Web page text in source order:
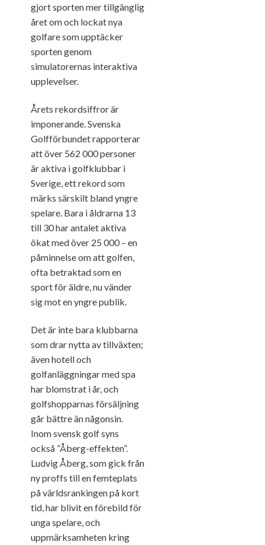
gjort sporten mer tillgänglig
året om och lockat nya
golfare som upptäcker
sporten genom
simulatorernas interaktiva
upplevelser.
Årets rekordsiffror är
imponerande. Svenska
Golfförbundet rapporterar
att över 562 000 personer
är aktiva i golfklubbar i
Sverige, ett rekord som
märks särskilt bland yngre
spelare. Bara i åldrarna 13
till 30 har antalet aktiva
ökat med över 25 000 – en
påminnelse om att golfen,
ofta betraktad som en
sport för äldre, nu vänder
sig mot en yngre publik​.
Det är inte bara klubbarna
som drar nytta av tillväxten;
även hotell och
golfanläggningar med spa
har blomstrat i år, och
golfshopparnas försäljning
går bättre än någonsin.
Inom svensk golf syns
också ”Åberg-effekten”.
Ludvig Åberg, som gick från
ny proffs till en femteplats
på världsrankingen på kort
tid, har blivit en förebild för
unga spelare, och
uppmärksamheten kring